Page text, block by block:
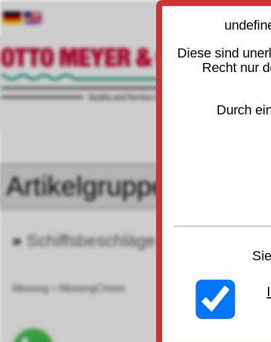
» Schiffsbeschläge · Schiffsbedarf
Messing + MessingChrom
Diese sind
Recht nur
Durch